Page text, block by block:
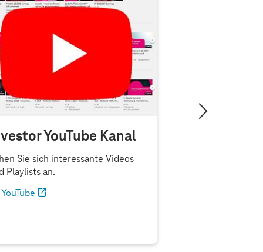
YouTube Kanal
Sie sich interessante Videos
Playlists an.
YouTube